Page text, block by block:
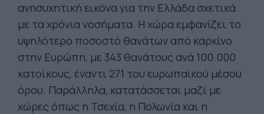
ανησυχητική εικόνα για την Ελλάδα σχετικά
με τα χρόνια νοσήματα. Η χώρα εμφανίζει το
υψηλότερο ποσοστό θανάτων από καρκίνο
στην Ευρώπη, με 343 θανάτους ανά 100.000
κατοίκους, έναντι 271 του ευρωπαϊκού μέσου
όρου. Παράλληλα, κατατάσσεται μαζί με
χώρες όπως η Τσεχία, η Πολωνία και η